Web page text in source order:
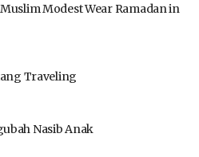
Modest Wear Ramadan in
Traveling
Nasib Anak